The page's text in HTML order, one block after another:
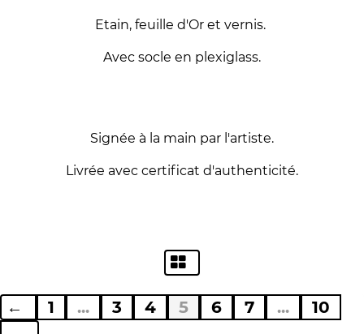
Etain, feuille d'Or et vernis.
Avec socle en plexiglass.
Signée à la main par l'artiste.
Livrée avec certificat d'authenticité.
← 1 ... 3 4 5 6 7 ...
10